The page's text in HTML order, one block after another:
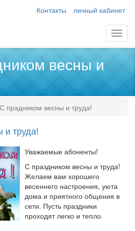
Контакты личный кабинет
весны и
С прадником весны и труда!
и труда!
Уважаемые абоненты!
С праздником весны и труда!
Желаем вам хорошего
весеннего настроения, уюта
дома и приятного общения в
сети. Пусть праздники
проходят легко и тепло.